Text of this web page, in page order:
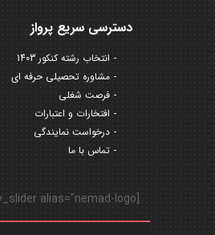
دسترسی سریع پرواز
انتخاب رشته کنکور 1403
مشاوره تحصیلی حرفه ای
فرصت شغلی
افتخارات و اعتبارات
درخواست نمایندگی
تماس با ما
[rev_slider alias="nemad-logo"]